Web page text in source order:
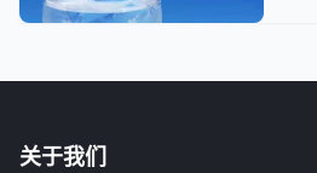
关于我们